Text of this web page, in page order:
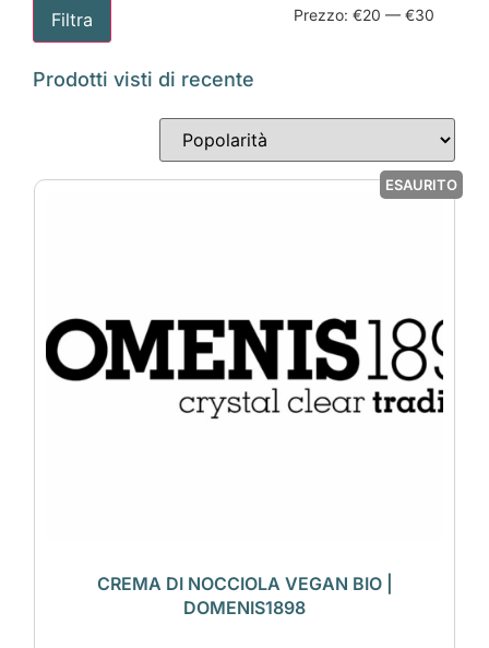
Filtra Prezzo: €20 — €30
Prodotti visti di recente
ESAURITO
CREMA DI NOCCIOLA VEGAN BIO |
DOMENIS1898